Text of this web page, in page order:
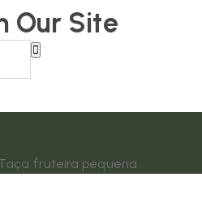
Our Site
fruteira pequena